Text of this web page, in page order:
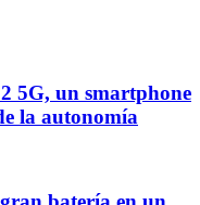
5G, un smartphone
la autonomía